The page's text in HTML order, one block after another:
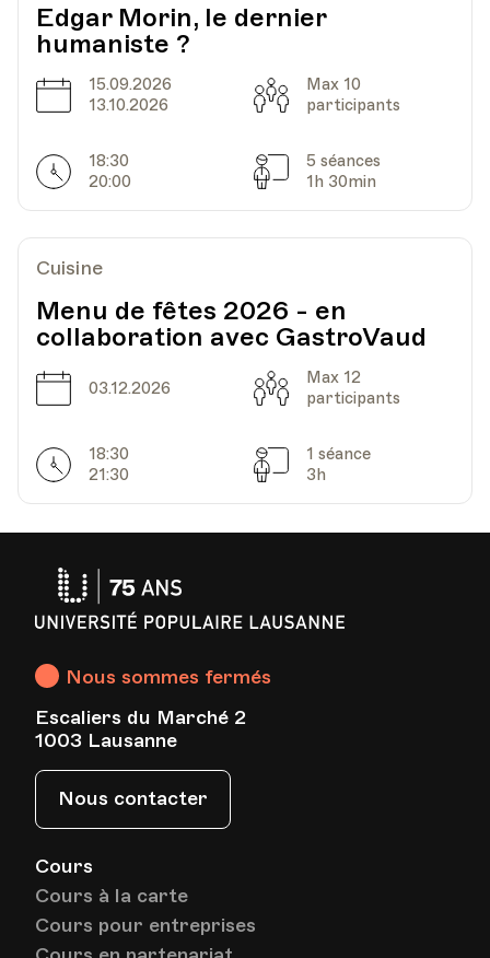
Edgar Morin, le dernier
humaniste ?
Date
15.09.2026
13.10.2026
Capacité
Max 10
participants
Horarires
18:30
20:00
Séances
5 séances
1h 30min
Cuisine
Menu de fêtes 2026 - en
collaboration avec GastroVaud
Date
03.12.2026 Capacité
Max 12
participants
Horarires
18:30
21:30
Séances
1 séance
3h
Cours
Cours à la carte
Cours pour entreprises
Nous sommes fermés
Escaliers du Marché 2
1003 Lausanne
Nous contacter